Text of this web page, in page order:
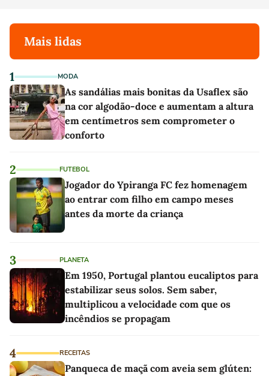
Mais lidas
1 MODA
As sandálias mais bonitas da Usaflex são
na cor algodão-doce e aumentam a altura
em centímetros sem comprometer o
conforto
2 FUTEBOL
Jogador do Ypiranga FC fez homenagem
ao entrar com filho em campo meses
antes da morte da criança
3 PLANETA
Em 1950, Portugal plantou eucaliptos para
estabilizar seus solos. Sem saber,
multiplicou a velocidade com que os
incêndios se propagam
4 RECEITAS
Panqueca de maçã com aveia sem glúten: